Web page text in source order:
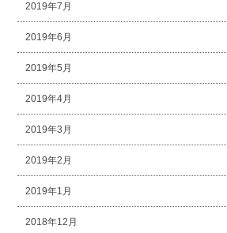
2019年7月
2019年6月
2019年5月
2019年4月
2019年3月
2019年2月
2019年1月
2018年12月